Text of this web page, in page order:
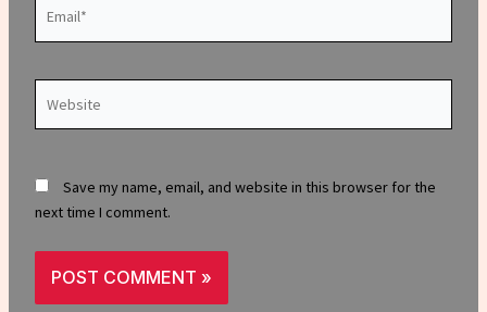
Save my name, email, and website in this browser for the
next time I comment.